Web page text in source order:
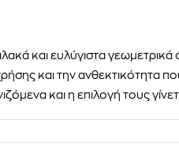
και ευλύγιστα γεωμετρικά
και την ανθεκτικότητα
και η επιλογή τους